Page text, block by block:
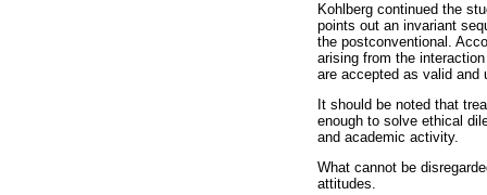
Kohlberg continued the
points out an invariant
the postconventional.
arising from the
are accepted as valid and
It should be noted that
enough to solve ethical
and academic activity.
What cannot be
attitudes.